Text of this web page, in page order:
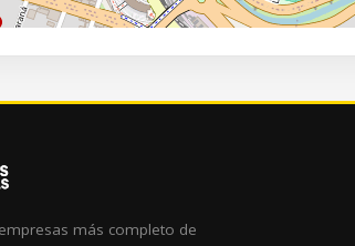
más completo de